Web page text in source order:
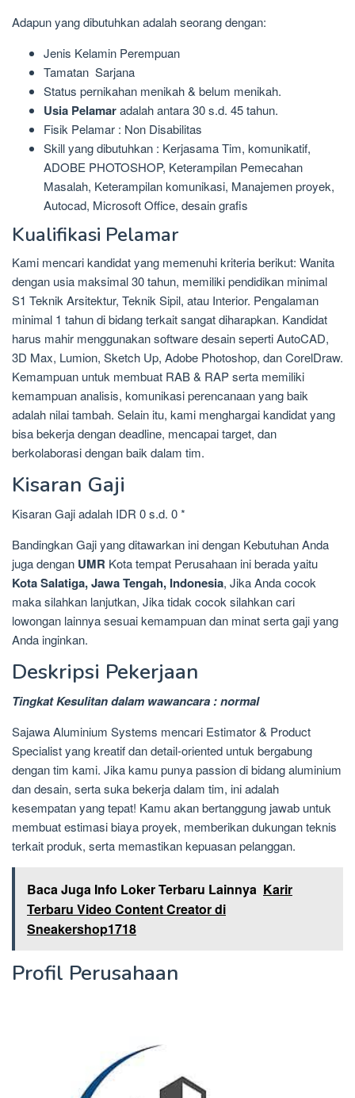
Adapun yang dibutuhkan adalah seorang dengan:
Jenis Kelamin Perempuan
Tamatan Sarjana
Status pernikahan menikah & belum menikah.
Usia Pelamaradalah antara 30 s.d. 45 tahun.
Fisik Pelamar : Non Disabilitas
Skill yang dibutuhkan : Kerjasama Tim, komunikatif,
ADOBE PHOTOSHOP, Keterampilan Pemecahan
Masalah, Keterampilan komunikasi, Manajemen proyek,
Autocad, Microsoft Office, desain grafis
Kualifikasi Pelamar
Kami mencari kandidat yang memenuhi kriteria berikut: Wanita
dengan usia maksimal 30 tahun, memiliki pendidikan minimal
S1 Teknik Arsitektur, Teknik Sipil, atau Interior. Pengalaman
minimal 1 tahun di bidang terkait sangat diharapkan. Kandidat
harus mahir menggunakan software desain seperti AutoCAD,
3D Max, Lumion, Sketch Up, Adobe Photoshop, dan CorelDraw.
Kemampuan untuk membuat RAB & RAP serta memiliki
kemampuan analisis, komunikasi perencanaan yang baik
adalah nilai tambah. Selain itu, kami menghargai kandidat yang
bisa bekerja dengan deadline, mencapai target, dan
berkolaborasi dengan baik dalam tim.
Kisaran Gaji
Kisaran Gaji adalah IDR 0 s.d. 0 *
Bandingkan Gaji yang ditawarkan ini dengan Kebutuhan Anda
juga dengan UMR Kota tempat Perusahaan ini berada yaitu
Kota Salatiga, Jawa Tengah, Indonesia, Jika Anda cocok
maka silahkan lanjutkan, Jika tidak cocok silahkan cari
lowongan lainnya sesuai kemampuan dan minat serta gaji yang
Anda inginkan.
Deskripsi Pekerjaan
Tingkat Kesulitan dalam wawancara : normal
Sajawa Aluminium Systems mencari Estimator & Product
Specialist yang kreatif dan detail-oriented untuk bergabung
dengan tim kami. Jika kamu punya passion di bidang aluminium
dan desain, serta suka bekerja dalam tim, ini adalah
kesempatan yang tepat! Kamu akan bertanggung jawab untuk
membuat estimasi biaya proyek, memberikan dukungan teknis
terkait produk, serta memastikan kepuasan pelanggan.
Baca Juga Info Loker Terbaru Lainnya Karir
Terbaru Video Content Creator di
Sneakershop1718
Profil Perusahaan